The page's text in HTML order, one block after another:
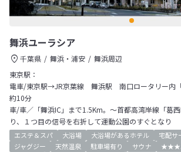
舞浜ユーラシア
千葉県 舞浜・浦安
舞浜周辺
東京駅：
電車/東京駅→JR京葉線 舞浜駅 南口ロータリー内
約10分
車/車／「舞浜IC」まで1.5Km。～首都高湾岸線「葛
り、１つ目の信号を右折して運動公園のすぐとなり
エステ＆スパ 大浴場 大浴場があるホテル 宅配サ
ジャグジー
天然温泉 駐車場有り サウナ ★★★